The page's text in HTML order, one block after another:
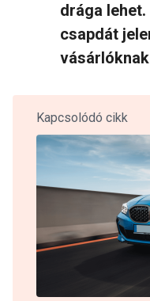
drága
csapdát
Kapcsolódó cikk